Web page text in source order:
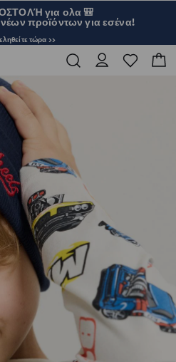
για ολα 🎒
προϊόντων για εσένα!
τώρα >>